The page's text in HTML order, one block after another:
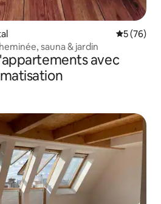
5 (76)
sauna & jardin
avec